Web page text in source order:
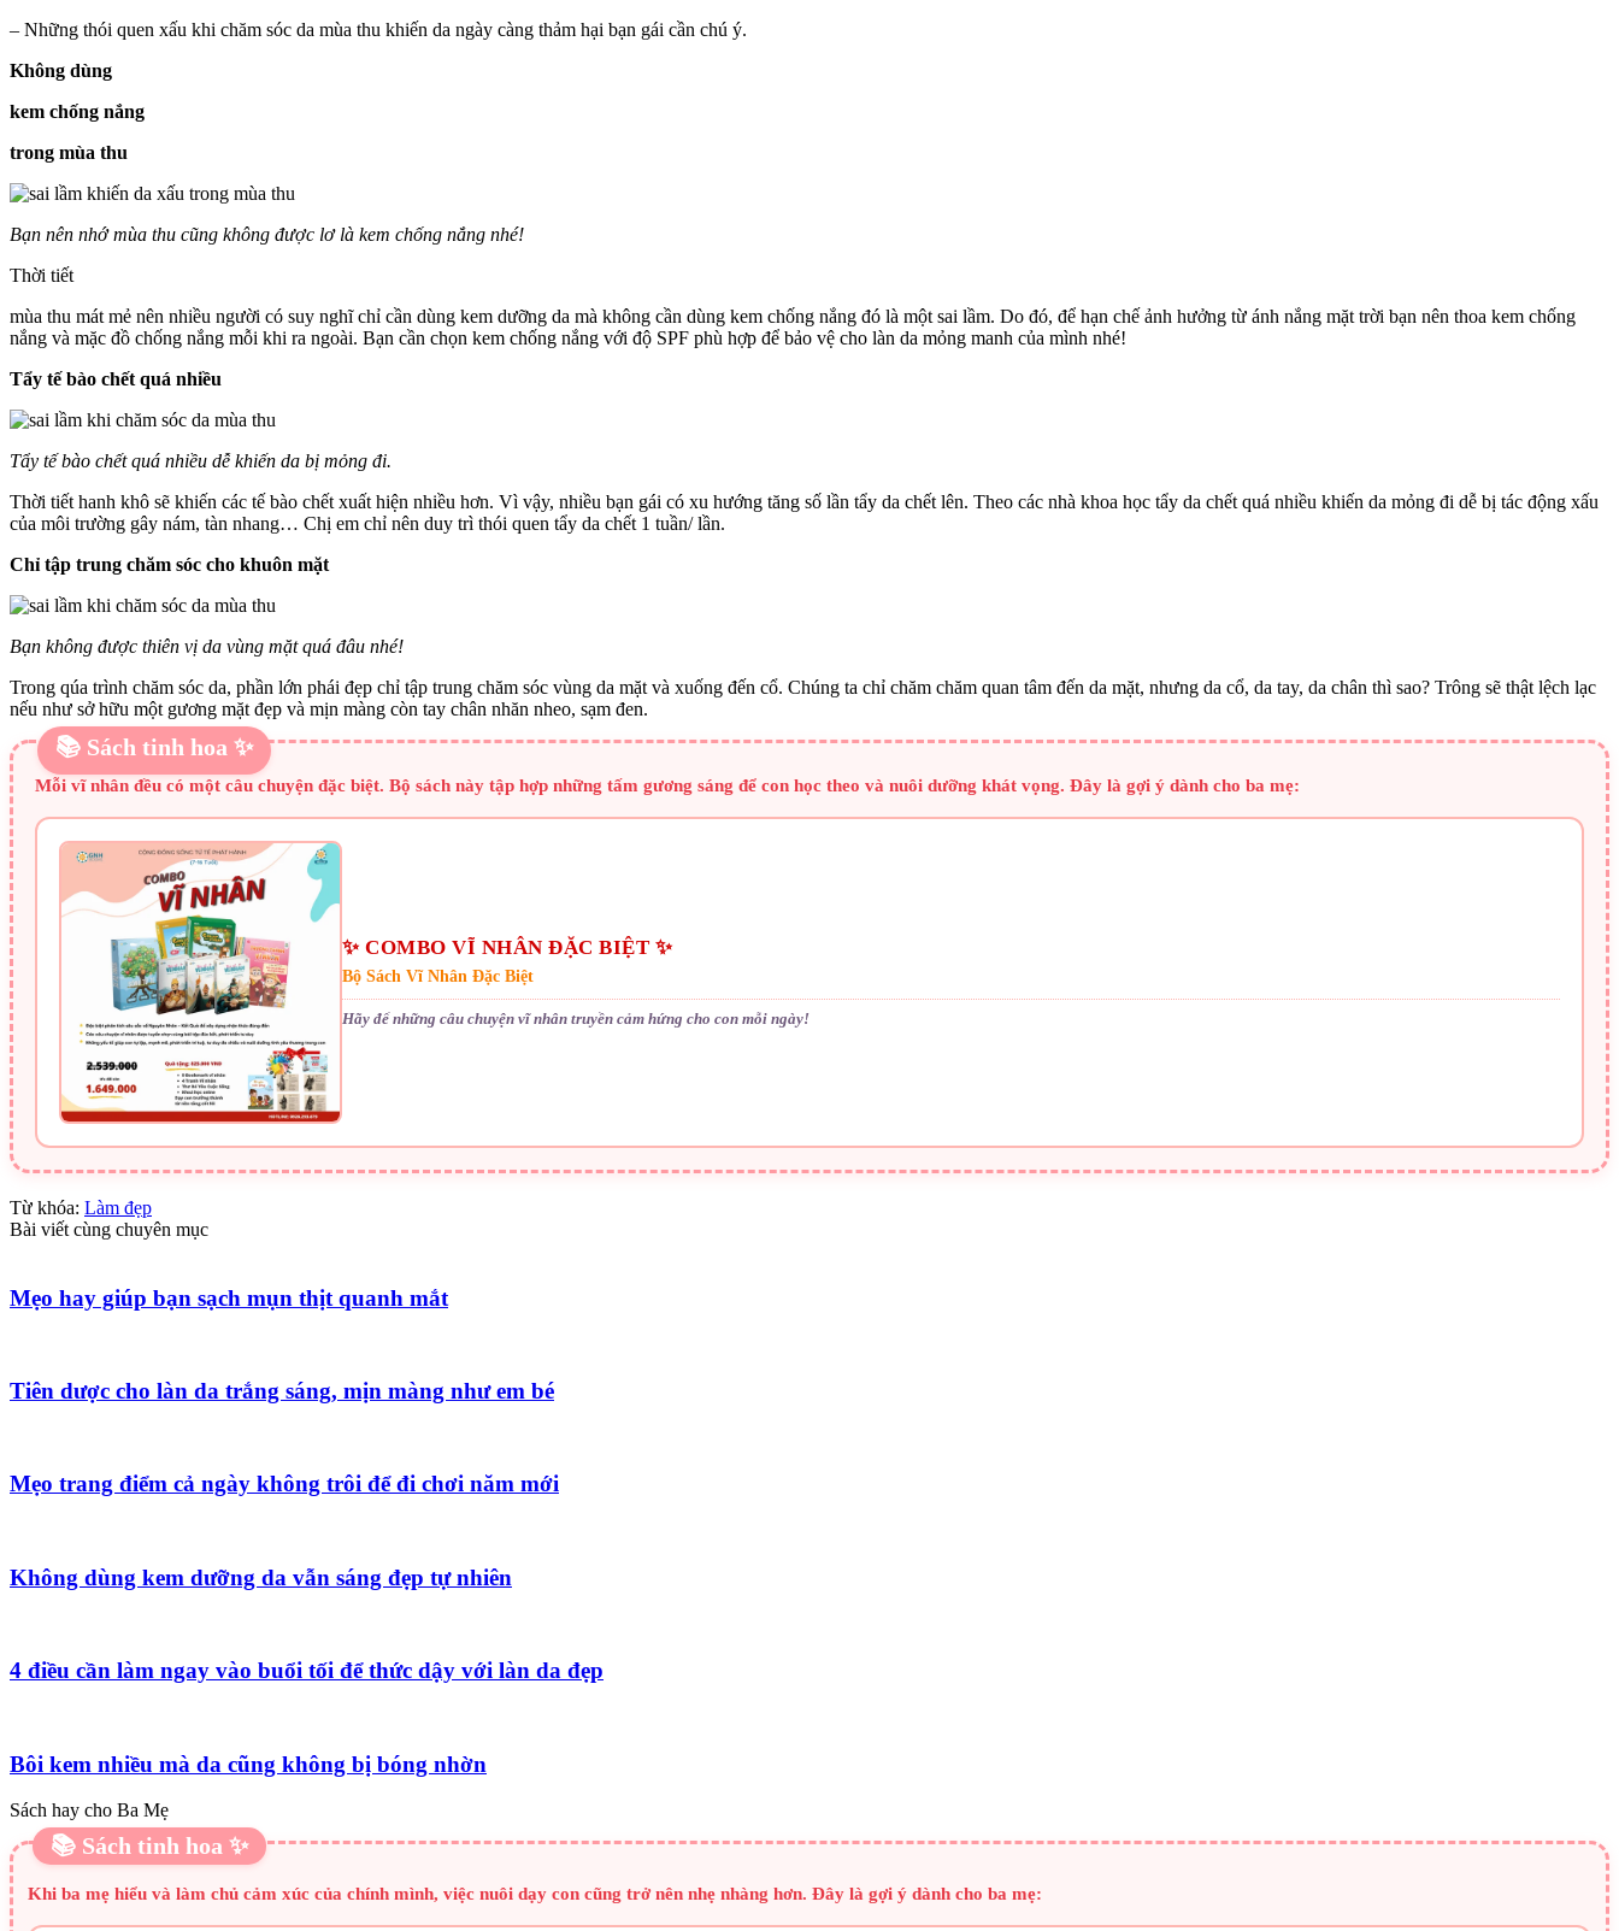
– Những thói quen xấu khi chăm sóc da mùa thu khiến da ngày càng thảm hại bạn gái cần chú ý.
Không dùng
kem chống nắng
trong mùa thu
Bạn nên nhớ mùa thu cũng không được lơ là kem chống nắng nhé!
Thời tiết
mùa thu mát mẻ nên nhiều người có suy nghĩ chỉ cần dùng kem dưỡng da mà không cần dùng kem chống nắng đó là một sai lầm. Do đó, để hạn chế ảnh hưởng từ ánh nắng mặt trời bạn nên thoa kem chống
nắng và mặc đồ chống nắng mỗi khi ra ngoài. Bạn cần chọn kem chống nắng với độ SPF phù hợp để bảo vệ cho làn da mỏng manh của mình nhé!
Tẩy tế bào chết quá nhiều
Tẩy tế bào chết quá nhiều dễ khiến da bị mỏng đi.
Thời tiết hanh khô sẽ khiến các tế bào chết xuất hiện nhiều hơn. Vì vậy, nhiều bạn gái có xu hướng tăng số lần tẩy da chết lên. Theo các nhà khoa học tẩy da chết quá nhiều khiến da mỏng đi dễ bị tác động xấu
của môi trường gây nám, tàn nhang… Chị em chỉ nên duy trì thói quen tẩy da chết 1 tuần/ lần.
Chỉ tập trung chăm sóc cho khuôn mặt
Bạn không được thiên vị da vùng mặt quá đâu nhé!
Trong qúa trình chăm sóc da, phần lớn phái đẹp chỉ tập trung chăm sóc vùng da mặt và xuống đến cổ. Chúng ta chỉ chăm chăm quan tâm đến da mặt, nhưng da cổ, da tay, da chân thì sao? Trông sẽ thật lệch lạc
nếu như sở hữu một gương mặt đẹp và mịn màng còn tay chân nhăn nheo, sạm đen.
📚 Sách tinh hoa ✨
Mỗi vĩ nhân đều có một câu chuyện đặc biệt. Bộ sách này tập hợp những tấm gương sáng để con học theo và nuôi dưỡng khát vọng. Đây là gợi ý dành cho ba mẹ:
✨ COMBO VĨ NHÂN ĐẶC BIỆT ✨
Bộ Sách Vĩ Nhân Đặc Biệt
Hãy để những câu chuyện vĩ nhân truyền cảm hứng cho con mỗi ngày!
Từ khóa: Làm đẹp
Bài viết cùng chuyên mục
Mẹo hay giúp bạn sạch mụn thịt quanh mắt
Tiên dược cho làn da trắng sáng, mịn màng như em bé
Mẹo trang điểm cả ngày không trôi để đi chơi năm mới
Không dùng kem dưỡng da vẫn sáng đẹp tự nhiên
4 điều cần làm ngay vào buổi tối để thức dậy với làn da đẹp
Bôi kem nhiều mà da cũng không bị bóng nhờn
Sách hay cho Ba Mẹ
📚 Sách tinh hoa ✨
Khi ba mẹ hiểu và làm chủ cảm xúc của chính mình, việc nuôi dạy con cũng trở nên nhẹ nhàng hơn. Đây là gợi ý dành cho ba mẹ: